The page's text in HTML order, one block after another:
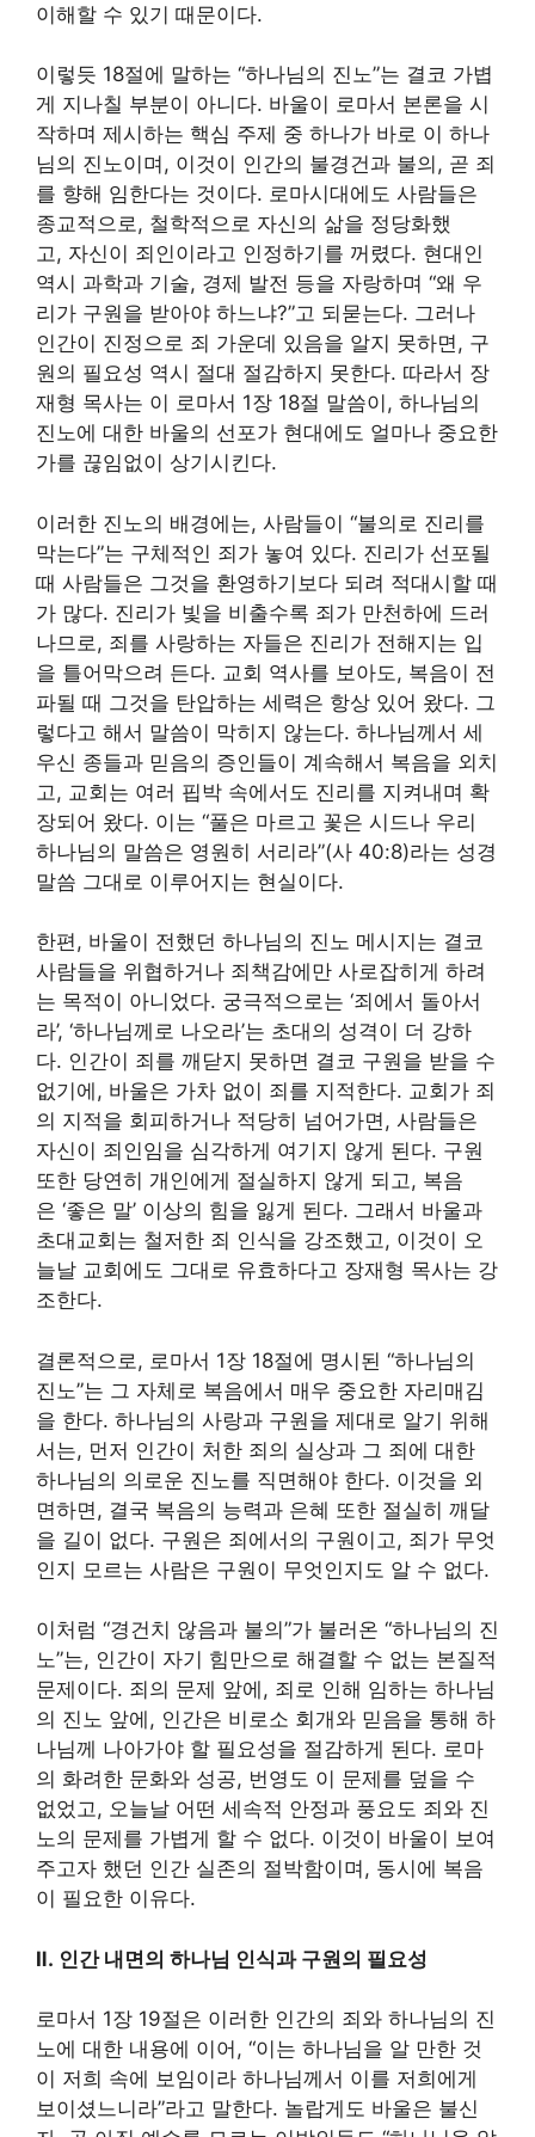
이해할 수 있기 때문이다.
이렇듯 18절에 말하는 “하나님의 진노”는 결코 가볍
게 지나칠 부분이 아니다. 바울이 로마서 본론을 시
작하며 제시하는 핵심 주제 중 하나가 바로 이 하나
님의 진노이며, 이것이 인간의 불경건과 불의, 곧 죄
를 향해 임한다는 것이다. 로마시대에도 사람들은
종교적으로, 철학적으로 자신의 삶을 정당화했
고, 자신이 죄인이라고 인정하기를 꺼렸다. 현대인
역시 과학과 기술, 경제 발전 등을 자랑하며 “왜 우
리가 구원을 받아야 하느냐?”고 되묻는다. 그러나
인간이 진정으로 죄 가운데 있음을 알지 못하면, 구
원의 필요성 역시 절대 절감하지 못한다. 따라서 장
재형 목사는 이 로마서 1장 18절 말씀이, 하나님의
진노에 대한 바울의 선포가 현대에도 얼마나 중요한
가를 끊임없이 상기시킨다.
이러한 진노의 배경에는, 사람들이 “불의로 진리를
막는다”는 구체적인 죄가 놓여 있다. 진리가 선포될
때 사람들은 그것을 환영하기보다 되려 적대시할 때
가 많다. 진리가 빛을 비출수록 죄가 만천하에 드러
나므로, 죄를 사랑하는 자들은 진리가 전해지는 입
을 틀어막으려 든다. 교회 역사를 보아도, 복음이 전
파될 때 그것을 탄압하는 세력은 항상 있어 왔다. 그
렇다고 해서 말씀이 막히지 않는다. 하나님께서 세
우신 종들과 믿음의 증인들이 계속해서 복음을 외치
고, 교회는 여러 핍박 속에서도 진리를 지켜내며 확
장되어 왔다. 이는 “풀은 마르고 꽃은 시드나 우리
하나님의 말씀은 영원히 서리라”(사 40:8)라는 성경
말씀 그대로 이루어지는 현실이다.
한편, 바울이 전했던 하나님의 진노 메시지는 결코
사람들을 위협하거나 죄책감에만 사로잡히게 하려
는 목적이 아니었다. 궁극적으로는 ‘죄에서 돌아서
라’, ‘하나님께로 나오라’는 초대의 성격이 더 강하
다. 인간이 죄를 깨닫지 못하면 결코 구원을 받을 수
없기에, 바울은 가차 없이 죄를 지적한다. 교회가 죄
의 지적을 회피하거나 적당히 넘어가면, 사람들은
자신이 죄인임을 심각하게 여기지 않게 된다. 구원
또한 당연히 개인에게 절실하지 않게 되고, 복음
은 ‘좋은 말’ 이상의 힘을 잃게 된다. 그래서 바울과
초대교회는 철저한 죄 인식을 강조했고, 이것이 오
늘날 교회에도 그대로 유효하다고 장재형 목사는 강
조한다.
결론적으로, 로마서 1장 18절에 명시된 “하나님의
진노”는 그 자체로 복음에서 매우 중요한 자리매김
을 한다. 하나님의 사랑과 구원을 제대로 알기 위해
서는, 먼저 인간이 처한 죄의 실상과 그 죄에 대한
하나님의 의로운 진노를 직면해야 한다. 이것을 외
면하면, 결국 복음의 능력과 은혜 또한 절실히 깨달
을 길이 없다. 구원은 죄에서의 구원이고, 죄가 무엇
인지 모르는 사람은 구원이 무엇인지도 알 수 없다.
이처럼 “경건치 않음과 불의”가 불러온 “하나님의 진
노”는, 인간이 자기 힘만으로 해결할 수 없는 본질적
문제이다. 죄의 문제 앞에, 죄로 인해 임하는 하나님
의 진노 앞에, 인간은 비로소 회개와 믿음을 통해 하
나님께 나아가야 할 필요성을 절감하게 된다. 로마
의 화려한 문화와 성공, 번영도 이 문제를 덮을 수
없었고, 오늘날 어떤 세속적 안정과 풍요도 죄와 진
노의 문제를 가볍게 할 수 없다. 이것이 바울이 보여
주고자 했던 인간 실존의 절박함이며, 동시에 복음
이 필요한 이유다.
Ⅱ. 인간 내면의 하나님 인식과 구원의 필요성
로마서 1장 19절은 이러한 인간의 죄와 하나님의 진
노에 대한 내용에 이어, “이는 하나님을 알 만한 것
이 저희 속에 보임이라 하나님께서 이를 저희에게
보이셨느니라”라고 말한다. 놀랍게도 바울은 불신